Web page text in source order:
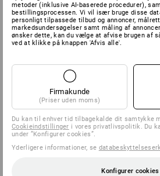
metoder (inklusive AI-baserede procedurer),
bestillingsprocessen. Vi vil især bruge disse
personligt tilpassede tilbud og annoncer,
markedsundersøgelser samt måling af
ønsker dette, kan du vælge at afvise brugen af
ved at klikke på knappen 'Afvis alle'.
Firmakunde
(Priser uden moms)
Du kan til enhver tid tilbagekalde dit samtykke
Cookieindstillinger i vores privatlivspolitik. Du
under ”Konfigurer cookies”.
Yderligere informationer, se
Konfigurer cookies